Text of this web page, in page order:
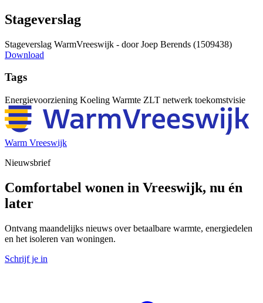
Stageverslag
Stageverslag WarmVreeswijk - door Joep Berends (1509438)
Download
Tags
Energievoorziening Koeling Warmte ZLT netwerk toekomstvisie
Warm Vreeswijk
Nieuwsbrief
Comfortabel wonen in Vreeswijk, nu én
later
Ontvang maandelijks nieuws over betaalbare warmte, energiedelen
en het isoleren van woningen.
Schrijf je in